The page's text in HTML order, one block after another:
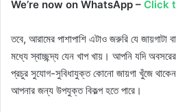
We’re now on WhatsApp – Click
তবে, আরামের পাশাপাশি এটাও জরুরি যে জায়গাটা
মধ্যে স্বাচ্ছন্দ্য যেন খাপ খায়। আপনি যদি
প্রচুর সুযোগ-সুবিধাযুক্ত কোনো জায়গা খুঁজে
আপনার জন্য উপযুক্ত বিকল্প হতে পারে।